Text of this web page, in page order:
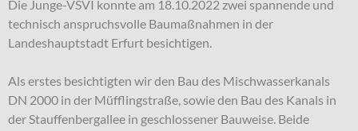
Die Junge-VSVI konnte am 18.10.2022 zwei spannende und
technisch anspruchsvolle Baumaßnahmen in der
Landeshauptstadt Erfurt besichtigen.
Als erstes besichtigten wir den Bau des Mischwasserkanals
DN 2000 in der Müfflingstraße, sowie den Bau des Kanals in
der Stauffenbergallee in geschlossener Bauweise. Beide